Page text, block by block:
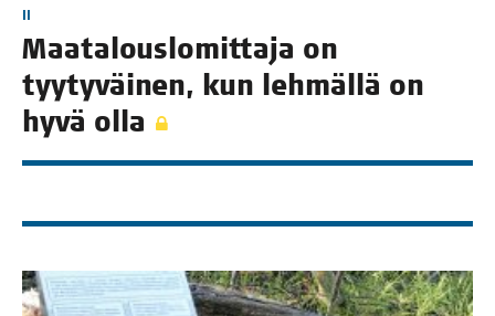
II
Maa­ta­lous­lo­mit­ta­ja on
tyy­ty­väi­nen, kun leh­mäl­lä on
hyvä olla